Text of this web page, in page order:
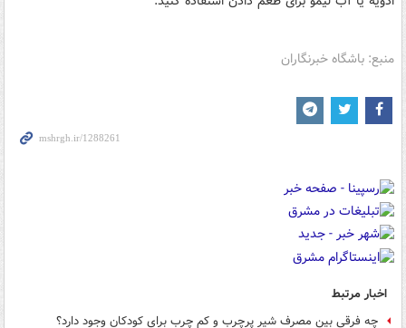
منبع: باشگاه خبرنگاران
اخبار مرتبط
چه فرقی بین مصرف شیر پرچرب و کم چرب برای کودکان وجود دارد؟